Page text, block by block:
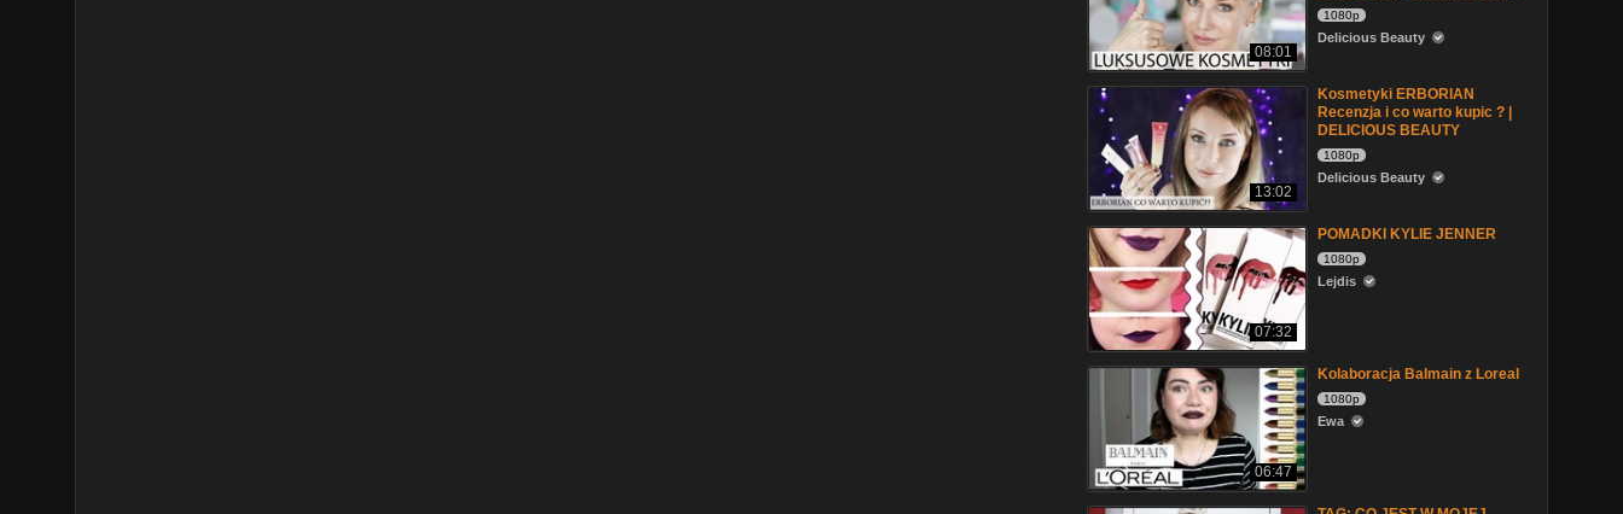
08:01
1080p
Delicious Beauty
13:02
Kosmetyki ERBORIAN
Recenzja i co warto kupic ? |
DELICIOUS BEAUTY
1080p
Delicious Beauty
07:32
POMADKI KYLIE JENNER
1080p
Lejdis
06:47
Kolaboracja Balmain z Loreal
1080p
Ewa